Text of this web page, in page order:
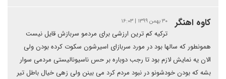
کاوه اهنگر ۳۰ بهمن ۱۳۹۹ | ۱۶:۰۳
ترکیه کم ترین ارزشی برای مردمو سربازش قایل نیست
همونطور که سالها بود در مورد سربازای اسیرشون سکوت کرده بودن ولی
الان یه نمایش لازم بود تا رجب دوباره بر حس ناسیونالیستی مردمی سوار
بشه که بودن خودشونو در نبود مردم کرد می بینن ولی زهی خیال باطل تیر